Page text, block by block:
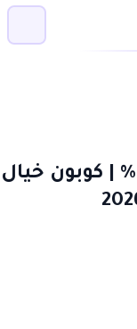
كود خصم خيال شوب حتى 80% | كوبون خيال